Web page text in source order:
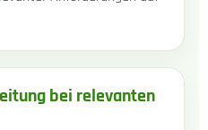
bei relevanten